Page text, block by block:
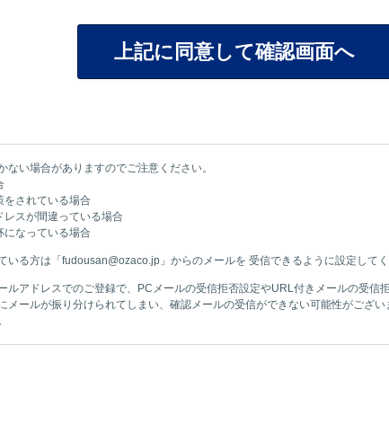
い場合がありますのでご注意ください。
をされている場合
スが間違っている場合
になっている場合
る方は「fudousan@ozaco.jp」からのメールを 受信できるように設定してく
アドレスでのご登録で、PCメールの受信拒否設定やURL付きメールの受信
メールが振り分けられてしまい、確認メールの受信ができない可能性がござ